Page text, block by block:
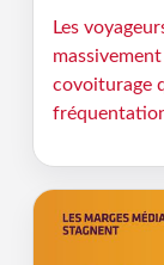
Les
covoiturage